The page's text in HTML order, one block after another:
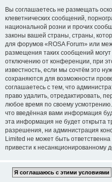
Вы соглашаетесь не размещать
клеветнических сообщений,
национальной розни и прочих
законы вашей страны, страны,
для форумов «ROSA Forum» или
размещения таких сообщений
отключению от конференции, при
известность, если мы сочтём это
сохраняются для возможности
соглашаетесь с тем, что
право удалить, отредактировать,
любое время по своему
что введённая вами информация
эта информация не будет открыта
разрешения, ни администрация
Limited не может быть
привести к несанкционированному